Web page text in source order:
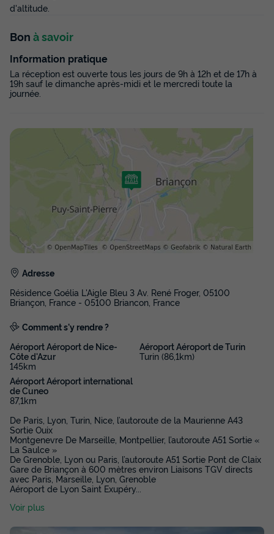
d'altitude.
Bon à savoir
Information pratique
La réception est ouverte tous les jours de 9h à 12h et de 17h à
19h sauf le dimanche après-midi et le mercredi toute la
journée.
Adresse
Résidence Goélia L'Aigle Bleu 3 Av. René Froger, 05100
Briançon, France - 05100 Briancon, France
Comment s'y rendre ?
Aéroport Aéroport de Nice-
Côte d'Azur
145km
Aéroport Aéroport de Turin
Turin (86,1km)
Aéroport Aéroport international
de Cuneo
87,1km
De Paris, Lyon, Turin, Nice, l’autoroute de la Maurienne A43
Sortie Ouix
Montgenevre De Marseille, Montpellier, l’autoroute A51 Sortie «
La Saulce »
De Grenoble, Lyon ou Paris, l’autoroute A51 Sortie Pont de Claix
Gare de Briançon à 600 mètres environ Liaisons TGV directs
avec Paris, Marseille, Lyon, Grenoble
Aéroport de Lyon Saint Exupéry
Voir plus